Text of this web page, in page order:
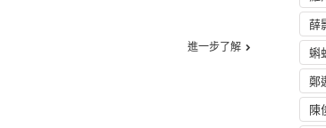
進一步了解
薛
蝌
鄭
陳